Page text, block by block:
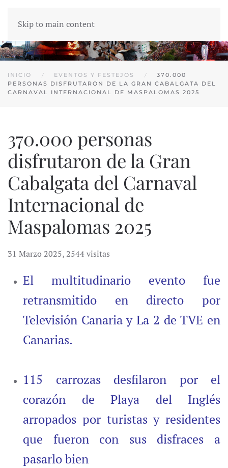
Skip to main content
INICIO EVENTOS Y FESTEJOS
370.000
PERSONAS DISFRUTARON DE LA GRAN CABALGATA DEL
CARNAVAL INTERNACIONAL DE MASPALOMAS 2025
370.000 personas
disfrutaron de la Gran
Cabalgata del Carnaval
Internacional de
Maspalomas 2025
31 Marzo 2025, 2544 visitas
El multitudinario evento fue
retransmitido en directo por
Televisión Canaria y La 2 de TVE en
Canarias.
115 carrozas desfilaron por el
corazón de Playa del Inglés
arropados por turistas y residentes
que fueron con sus disfraces a
pasarlo bien